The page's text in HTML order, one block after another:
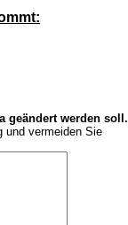
geändert werden soll.
und vermeiden Sie